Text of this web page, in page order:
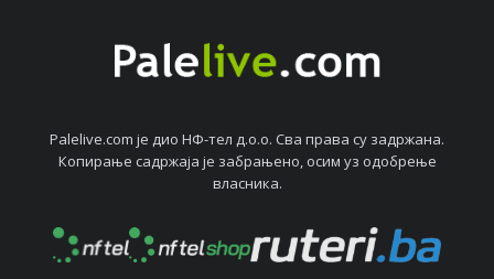
Palelive.com јe дио НФ-тeл д.о.о. Сва права су задржана.
Копирањe садржаја јe забрањeно, осим уз одобрeњe
власника.